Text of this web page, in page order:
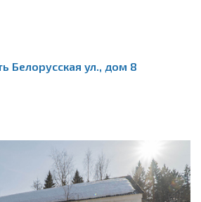
Белорусская ул., дом 8